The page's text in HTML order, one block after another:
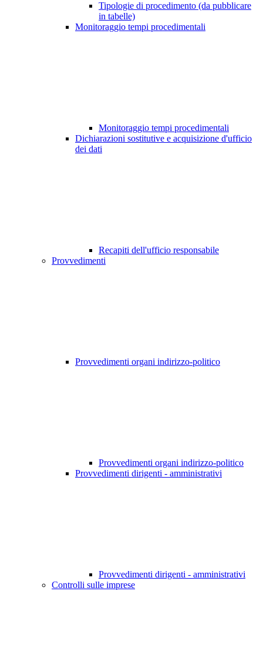
Tipologie di procedimento (da pubblicare
in tabelle)
Monitoraggio tempi procedimentali
Monitoraggio tempi procedimentali
Dichiarazioni sostitutive e acquisizione d'ufficio
dei dati
Recapiti dell'ufficio responsabile
Provvedimenti
Provvedimenti organi indirizzo-politico
Provvedimenti organi indirizzo-politico
Provvedimenti dirigenti - amministrativi
Provvedimenti dirigenti - amministrativi
Controlli sulle imprese